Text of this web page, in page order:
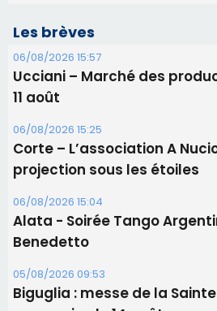
Les brèves
06/08/2026 15:57
Ucciani – Marché des
11 août
06/08/2026 15:25
Corte – L’association A
projection sous les étoiles
06/08/2026 15:04
Alata - Soirée Tango
Benedetto
05/08/2026 09:53
Biguglia : messe de la